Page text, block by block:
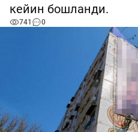
кейин бошланди.
741 0